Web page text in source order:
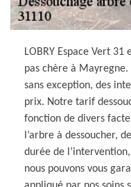
LOBRY Espace Vert
pas chère à Mayregne.
sans exception, des
prix. Notre tarif
fonction de divers
l’arbre à dessoucher,
durée de
nous pouvons vous